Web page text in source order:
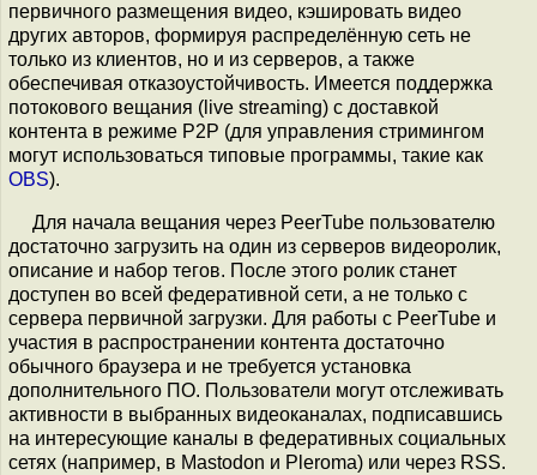
первичного размещения видео, кэшировать видео
других авторов, формируя распределённую сеть не
только из клиентов, но и из серверов, а также
обеспечивая отказоустойчивость. Имеется поддержка
потокового вещания (live streaming) с доставкой
контента в режиме P2P (для управления стримингом
могут использоваться типовые программы, такие как
OBS).
Для начала вещания через PeerTube пользователю
достаточно загрузить на один из серверов видеоролик,
описание и набор тегов. После этого ролик станет
доступен во всей федеративной сети, а не только с
сервера первичной загрузки. Для работы с PeerTube и
участия в распространении контента достаточно
обычного браузера и не требуется установка
дополнительного ПО. Пользователи могут отслеживать
активности в выбранных видеоканалах, подписавшись
на интересующие каналы в федеративных социальных
сетях (например, в Mastodon и Pleroma) или через RSS.